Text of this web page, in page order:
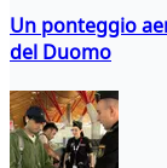
Un ponteggio
del Duomo